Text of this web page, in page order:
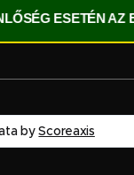
AZ EGYMÁS
byScoreaxis